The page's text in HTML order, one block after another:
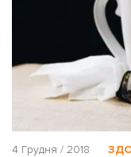
4 Грудня / 2018